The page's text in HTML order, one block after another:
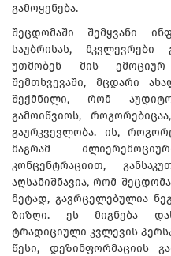
გამოყენება.
შეცდომაში შემყვანი
საუბრისას, მკვლევრები
უთმობენ მის
შემთხვევაში, მცდარი
შექმნილი, რომ
გამოიწვიოს,
გაურკვევლობა. ის,
მაგრამ
კონცენტრაციით,
აღსანიშნავია, რომ
მეტად, გავრცელებულია
ზიზღი. ეს მიგნება
ტრადიციული კვლევის
წესი, დეზინფორმაციის